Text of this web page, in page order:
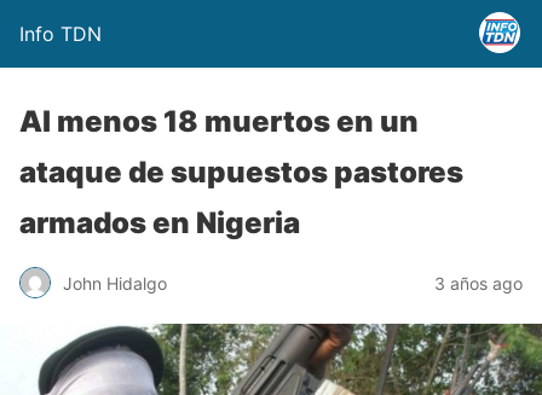
Info TDN
Al menos 18 muertos en un
ataque de supuestos pastores
armados en Nigeria
John Hidalgo 3 años ago